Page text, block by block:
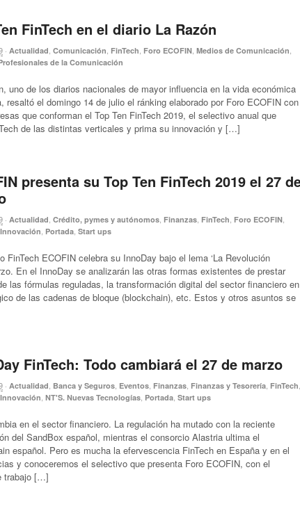
FinTech en el diario La Razón
· Actualidad Comunicación FinTech Foro ECOFIN Medios de Comunicación
de la Comunicación
uno de los diarios nacionales de mayor influencia en la vida económica
resaltó el domingo 14 de julio el ránking elaborado por Foro ECOFIN con
que conforman el Top Ten FinTech 2019, el selectivo anual que
de las distintas verticales y prima su innovación y […]
presenta su Top Ten FinTech 2019 el 27
· Actualidad, Crédito, pymes y autónomos, Finanzas, FinTech, Foro ECOFIN,
Innovación, Portada, Start ups
FinTech ECOFIN celebra su InnoDay bajo el lema ‘La Revolución
En el InnoDay se analizarán las otras formas existentes de prestar
las fórmulas reguladas, la transformación digital del sector financiero en
de las cadenas de bloque (blockchain), etc. Estos y otros asuntos se
FinTech: Todo cambiará el 27 de marzo
· Actualidad Banca y Seguros Eventos Finanzas Finanzas y Tesorería FinTech
Innovación NT'S. Nuevas Tecnologías Portada Start ups
en el sector financiero. La regulación ha mutado con la reciente
del SandBox español, mientras el consorcio Alastria ultima el
español. Pero es mucha la efervescencia FinTech en España y en el
y conoceremos el selectivo que presenta Foro ECOFIN, con el
trabajo […]